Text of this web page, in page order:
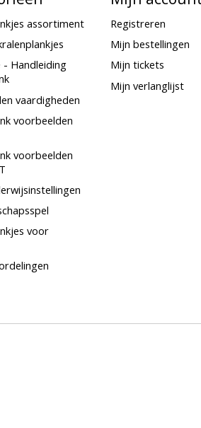
assortiment
- Handleiding
vaardigheden
voorbeelden
voorbeelden
voor
Registreren
Mijn bestellingen
Mijn tickets
Mijn verlanglijst